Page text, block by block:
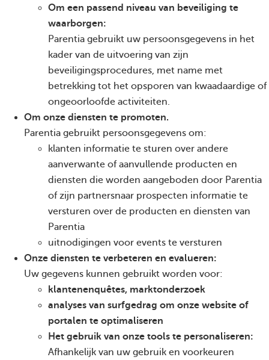
Om een passend niveau van beveiliging te
waarborgen:
Parentia gebruikt uw persoonsgegevens in het
kader van de uitvoering van zijn
beveiligingsprocedures, met name met
betrekking tot het opsporen van kwaadaardige of
ongeoorloofde activiteiten.
Om onze diensten te promoten.
Parentia gebruikt persoonsgegevens om:
klanten informatie te sturen over andere
aanverwante of aanvullende producten en
diensten die worden aangeboden door Parentia
of zijn partnersnaar prospecten informatie te
versturen over de producten en diensten van
Parentia
uitnodigingen voor events te versturen
Onze diensten te verbeteren en evalueren:
Uw gegevens kunnen gebruikt worden voor:
klantenenquêtes, marktonderzoek
analyses van surfgedrag om onze website of
portalen te optimaliseren
Het gebruik van onze tools te personaliseren:
Afhankelijk van uw gebruik en voorkeuren